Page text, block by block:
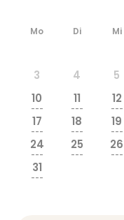
Mo Di Mi
3
4 5
10
---
11
---
12
---
17
---
18
---
19
---
24
---
25
---
26
---
31
---